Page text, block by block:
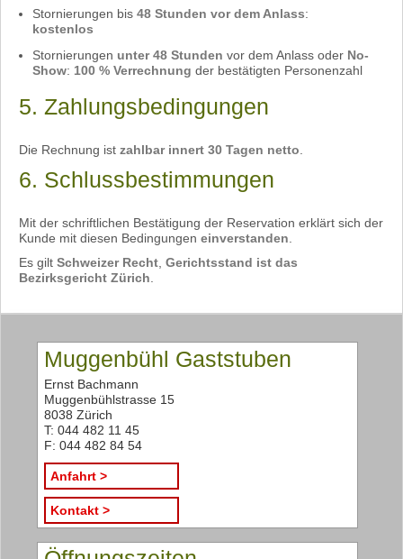
Stornierungen bis 48 Stunden vor dem Anlass:
kostenlos
Stornierungen unter 48 Stunden vor dem Anlass oder No-
Show: 100 % Verrechnung der bestätigten Personenzahl
5. Zahlungsbedingungen
Die Rechnung ist zahlbar innert 30 Tagen netto
6. Schlussbestimmungen
Mit der schriftlichen Bestätigung der Reservation erklärt sich der
Kunde mit diesen Bedingungen einverstanden
Es gilt Schweizer Recht Gerichtsstand ist das
Bezirksgericht Zürich
Muggenbühl Gaststuben
Ernst Bachmann
Muggenbühlstrasse 15
8038 Zürich
T: 044 482 11 45
F: 044 482 84 54
Anfahrt >
Kontakt >